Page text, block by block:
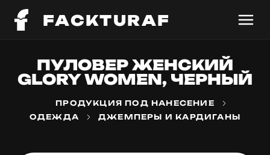
FACKTURAF
ПУЛОВЕР ЖЕНСКИЙ
GLORY WOMEN, ЧЕРНЫЙ
ПРОДУКЦИЯ ПОД НАНЕСЕНИЕ
ОДЕЖДА
ДЖЕМПЕРЫ И КАРДИГАНЫ